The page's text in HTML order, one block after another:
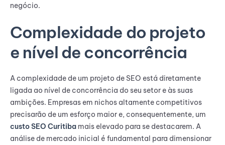
negócio.
Complexidade do projeto
e nível de concorrência
A complexidade de um projeto de SEO está diretamente
ligada ao nível de concorrência do seu setor e às suas
ambições. Empresas em nichos altamente competitivos
precisarão de um esforço maior e, consequentemente, um
custo SEO Curitiba mais elevado para se destacarem. A
análise de mercado inicial é fundamental para dimensionar